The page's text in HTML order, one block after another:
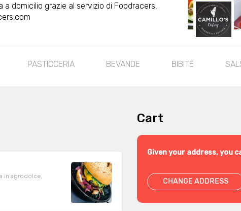
domicilio grazie al servizio di Foodracers.
PASTICCERIA BEVANDE BIBITE
in agrodolce,
Cart
Given your address, you
CHANGE ADDRESS